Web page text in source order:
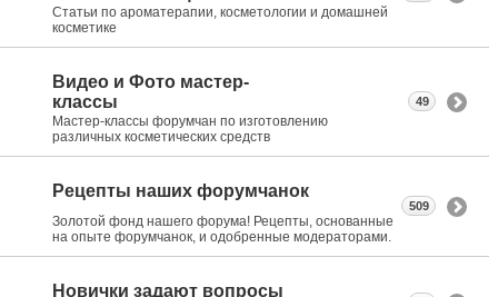
Статьи по ароматерапии, косметологии и домашней
косметике
Видео и Фото мастер-
классы
Мастер-классы форумчан по изготовлению
различных косметических средств
49
Рецепты наших форумчанок
Золотой фонд нашего форума! Рецепты, основанные
на опыте форумчанок, и одобренные модераторами.
509
Новички задают вопросы